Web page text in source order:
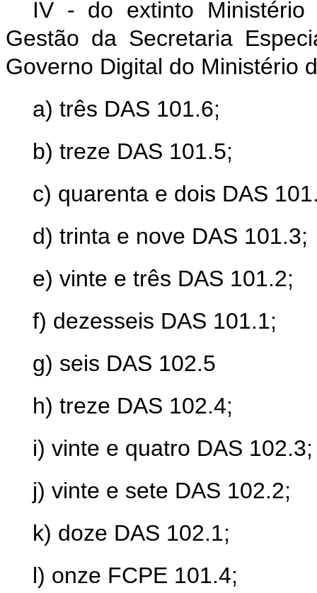
IV - do extinto
Gestão da Secretaria
Governo Digital do Ministério
a) três DAS 101.6;
b) treze DAS 101.5;
c) quarenta e dois DAS
d) trinta e nove DAS 101.3;
e) vinte e três DAS 101.2;
f) dezesseis DAS 101.1;
g) seis DAS 102.5
h) treze DAS 102.4;
i) vinte e quatro DAS 102.3;
j) vinte e sete DAS 102.2;
k) doze DAS 102.1;
l) onze FCPE 101.4;